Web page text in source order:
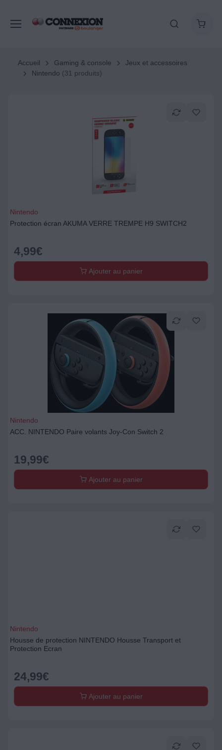
Accueil Gaming & console
Jeux et accessoires
Nintendo (31 produits)
Nintendo
Protection écran AKUMA VERRE TREMPE H9 SWITCH2
4,99€
Ajouter au panier
Nintendo
ACC. NINTENDO Paire volants Joy-Con Switch 2
19,99€
Ajouter au panier
Nintendo
Housse de protection NINTENDO Housse Transport et
Protection Ecran
24,99€
Ajouter au panier